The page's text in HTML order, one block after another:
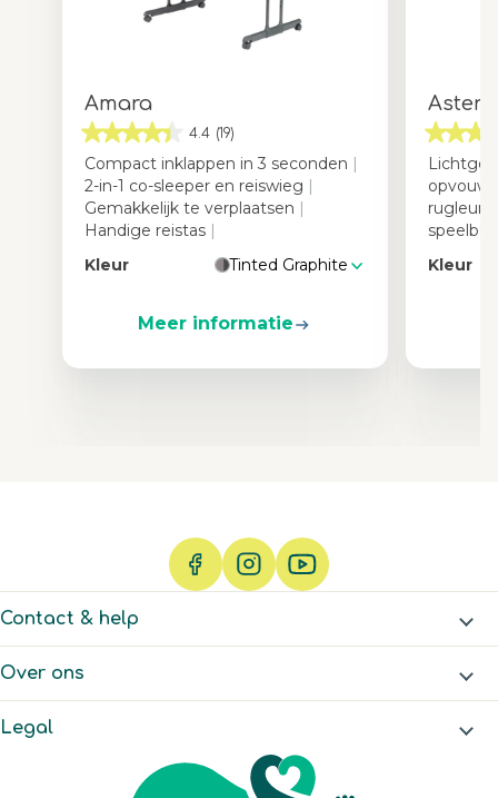
Amara
4.4 (19)
Compact inklappen in 3 seconden |
2-in-1 co-sleeper en reiswieg |
Gemakkelijk te verplaatsen |
Handige reistas |
Kleur
Tinted Graphite
Meer informatie
Aster
Kleur
Contact & help
Over ons
Legal